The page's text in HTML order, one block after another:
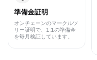
準備金証明
オンチェーンのマークルツ
リー証明で、1:1の準備金
を毎月検証しています。